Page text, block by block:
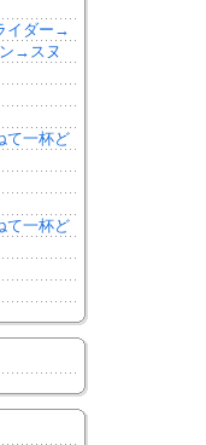
イダー→
→スヌ
て一杯ど
て一杯ど